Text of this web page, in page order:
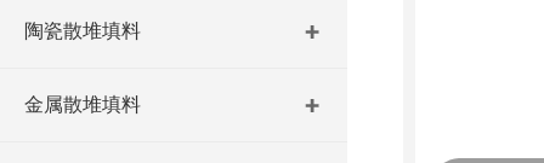
陶瓷散堆填料
金属散堆填料